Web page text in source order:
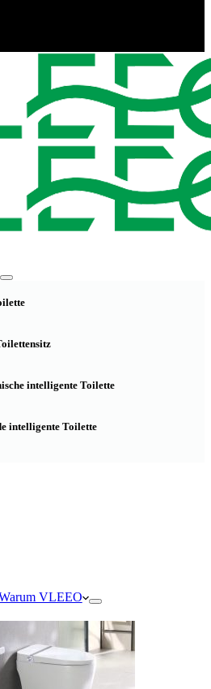
intelligente Toilette
intelligente Toilette
VLEEO